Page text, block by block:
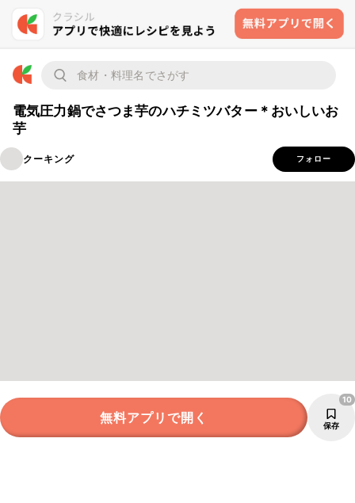
電気圧力鍋でさつま芋のハチミツバター＊おいしいお
芋
クーキング フォロー
無料アプリで開く 保存
10